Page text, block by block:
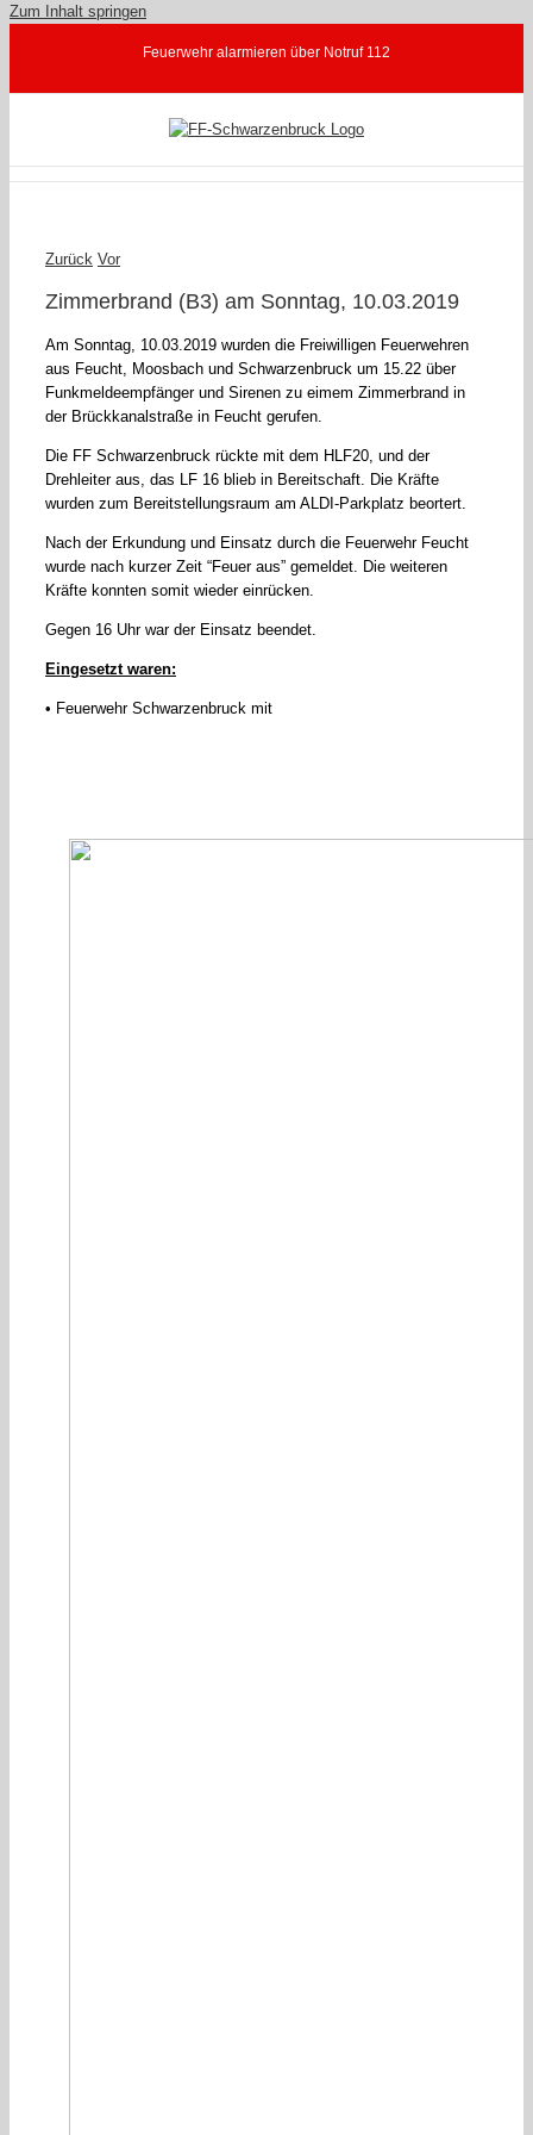
Zum Inhalt springen
Feuerwehr alarmieren über Notruf 112
Zurück Vor
Zimmerbrand (B3) am Sonntag, 10.03.2019
Am Sonntag, 10.03.2019 wurden die Freiwilligen Feuerwehren
aus Feucht, Moosbach und Schwarzenbruck um 15.22 über
Funkmeldeempfänger und Sirenen zu eimem Zimmerbrand in
der Brückkanalstraße in Feucht gerufen.
Die FF Schwarzenbruck rückte mit dem HLF20, und der
Drehleiter aus, das LF 16 blieb in Bereitschaft. Die Kräfte
wurden zum Bereitstellungsraum am ALDI-Parkplatz beortert.
Nach der Erkundung und Einsatz durch die Feuerwehr Feucht
wurde nach kurzer Zeit “Feuer aus” gemeldet. Die weiteren
Kräfte konnten somit wieder einrücken.
Gegen 16 Uhr war der Einsatz beendet.
Eingesetzt waren:
• Feuerwehr Schwarzenbruck mit